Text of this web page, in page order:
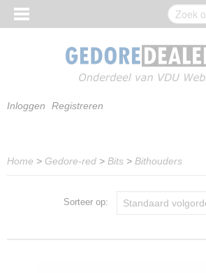
Inloggen Registreren
Home > Gedore-red > Bits > Bithouders
Sorteer op: